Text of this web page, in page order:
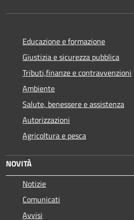
Educazione e formazione
Giustizia e sicurezza pubblica
Tributi,finanze e contravvenzioni
Ambiente
Salute, benessere e assistenza
Autorizzazioni
Agricoltura e pesca
NOVITÀ
Notizie
Comunicati
Avvisi